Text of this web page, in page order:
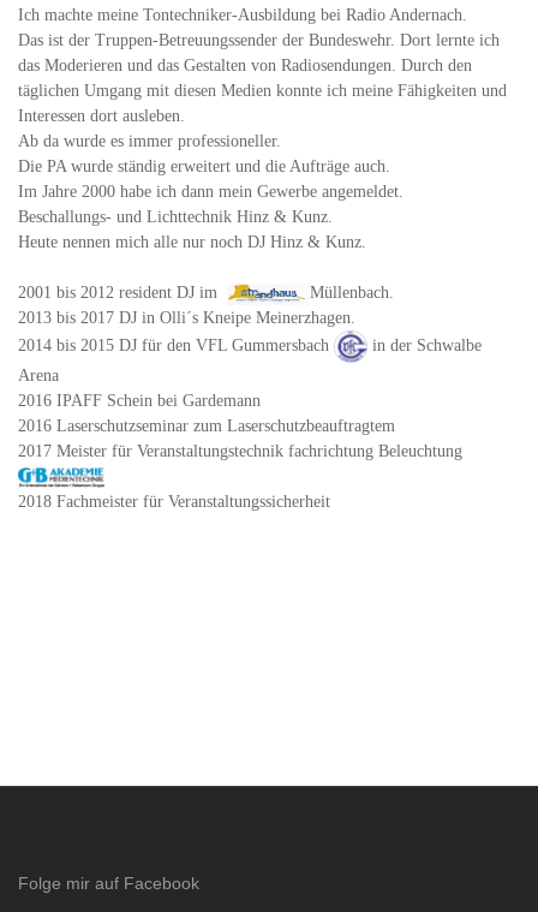
Ich machte meine Tontechniker-Ausbildung bei Radio Andernach.
Das ist der Truppen-Betreuungssender der Bundeswehr. Dort lernte ich
das Moderieren und das Gestalten von Radiosendungen. Durch den
täglichen Umgang mit diesen Medien konnte ich meine Fähigkeiten und
Interessen dort ausleben.
Ab da wurde es immer professioneller.
Die PA wurde ständig erweitert und die Aufträge auch.
Im Jahre 2000 habe ich dann mein Gewerbe angemeldet.
Beschallungs- und Lichttechnik Hinz & Kunz.
Heute nennen mich alle nur noch DJ Hinz & Kunz.
2001 bis 2012 resident DJ im
Müllenbach.
2013 bis 2017 DJ in Olli´s Kneipe Meinerzhagen.
2014 bis 2015 DJ für den VFL Gummersbach
in der Schwalbe
Arena
2016 IPAFF Schein bei Gardemann
2016 Laserschutzseminar zum Laserschutzbeauftragtem
2017 Meister für Veranstaltungstechnik fachrichtung Beleuchtung
2018 Fachmeister für Veranstaltungssicherheit
Folge mir auf Facebook